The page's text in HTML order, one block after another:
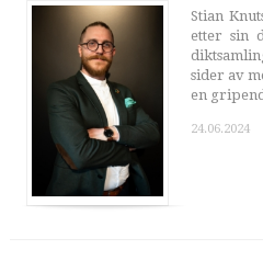
Stian
etter sin
sider av
en
24.06.2024